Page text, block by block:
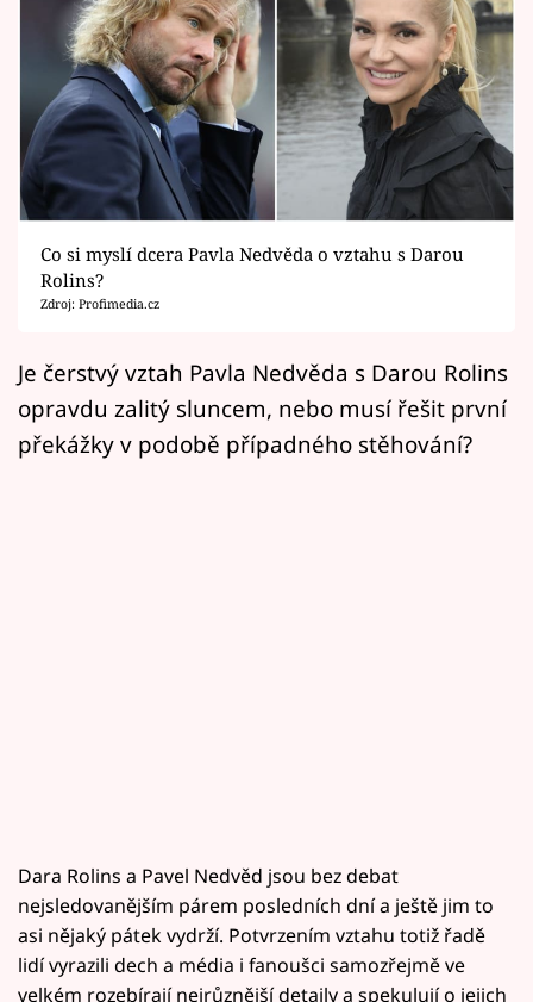
Horoskopy
Sledujte prima+
Filmový festival Karlovy Vary
Pořady
Mámy sobě
Sledujte nás
Co si myslí dcera Pavla Nedvěda o vztahu s Darou
Rolins?
Zdroj: Profimedia.cz
Je čerstvý vztah Pavla Nedvěda s Darou Rolins
opravdu zalitý sluncem, nebo musí řešit první
překážky v podobě případného stěhování?
Dara Rolins a Pavel Nedvěd jsou bez debat
nejsledovanějším párem posledních dní a ještě jim to
asi nějaký pátek vydrží. Potvrzením vztahu totiž řadě
lidí vyrazili dech a média i fanoušci samozřejmě ve
velkém rozebírají nejrůznější detaily a spekulují o jejich